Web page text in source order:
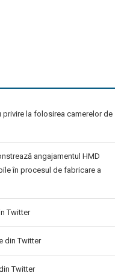
la folosirea camerelor de
angajamentul HMD
în procesul de fabricare a
Twitter
din Twitter
Twitter